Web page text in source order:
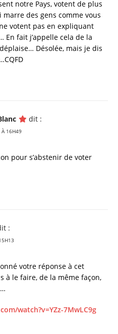
notre Pays, votent de plus
marre des gens comme vous
votent pas en expliquant
fait j’appelle cela de la
Désolée, mais je dis
dit :
À 16H49
pour s’abstenir de voter
:
votre réponse à cet
à le faire, de la même façon,
watch?v=YZz-7MwLC9g